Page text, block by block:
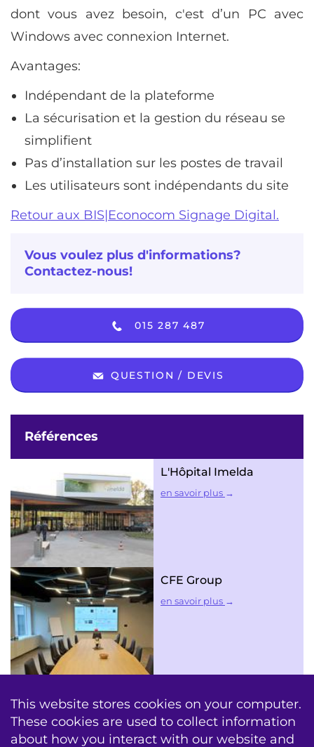
dont vous avez besoin, c'est d’un PC avec
Windows avec connexion Internet.
Avantages:
Indépendant de la plateforme
La sécurisation et la gestion du réseau se
simplifient
Pas d’installation sur les postes de travail
Les utilisateurs sont indépendants du site
Retour aux BIS|Econocom Signage Digital.
Vous voulez plus d'informations?
Contactez-nous!
015 287 487
QUESTION / DEVIS
Références
L'Hôpital Imelda
en savoir plus
CFE Group
en savoir plus
This website stores cookies on your computer.
These cookies are used to collect information
about how you interact with our website and